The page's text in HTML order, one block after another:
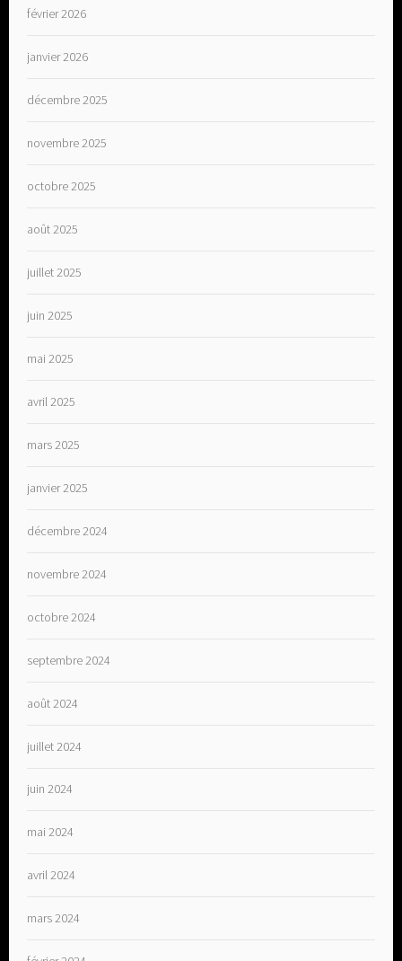
février 2026
janvier 2026
décembre 2025
novembre 2025
octobre 2025
août 2025
juillet 2025
juin 2025
mai 2025
avril 2025
mars 2025
janvier 2025
décembre 2024
novembre 2024
octobre 2024
septembre 2024
août 2024
juillet 2024
juin 2024
mai 2024
avril 2024
mars 2024